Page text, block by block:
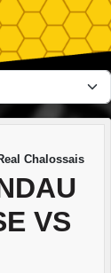
Chalossais
VS